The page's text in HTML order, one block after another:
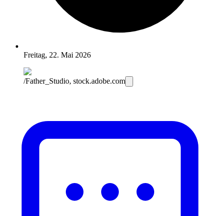
Freitag, 22. Mai 2026
/Father_Studio, stock.adobe.com